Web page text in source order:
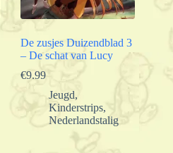
De zusjes Duizendblad 3
– De schat van Lucy
€9.99
Jeugd,
Kinderstrips,
Nederlandstalig